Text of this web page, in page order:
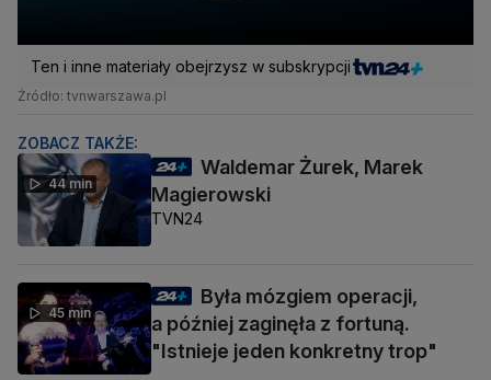
Ten i inne materiały obejrzysz w subskrypcji
Źródło: tvnwarszawa.pl
ZOBACZ TAKŻE:
44 min
Waldemar Żurek, Marek
Magierowski
TVN24
45 min
Była mózgiem operacji,
a później zaginęła z fortuną.
"Istnieje jeden konkretny trop"